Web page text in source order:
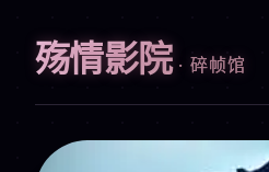
殇情影院· 碎帧馆